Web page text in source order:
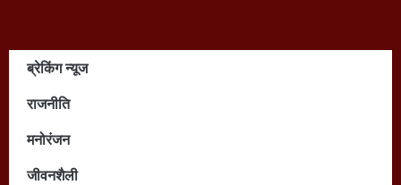
ब्रेकिंग न्यूज
राजनीति
मनोरंजन
जीवनशैली